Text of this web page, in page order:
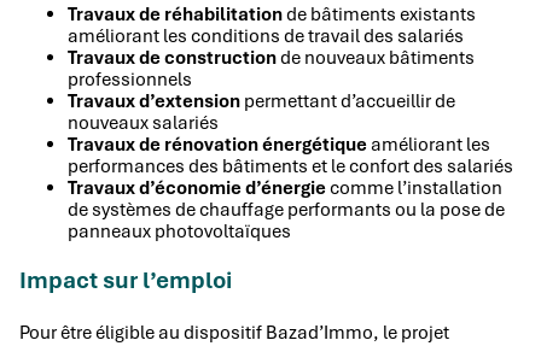
Travaux de réhabilitationde bâtiments existants
améliorant les conditions de travail des salariés
Travaux de constructionde nouveaux bâtiments
professionnels
Travaux d’extension permettant d’accueillir de
nouveaux salariés
Travaux de rénovation énergétiqueaméliorant les
performances des bâtiments et le confort des salariés
Travaux d’économie d’énergiecomme l’installation
de systèmes de chauffage performants ou la pose de
panneaux photovoltaïques
Impact sur l’emploi
Pour être éligible au dispositif Bazad’Immo, le projet